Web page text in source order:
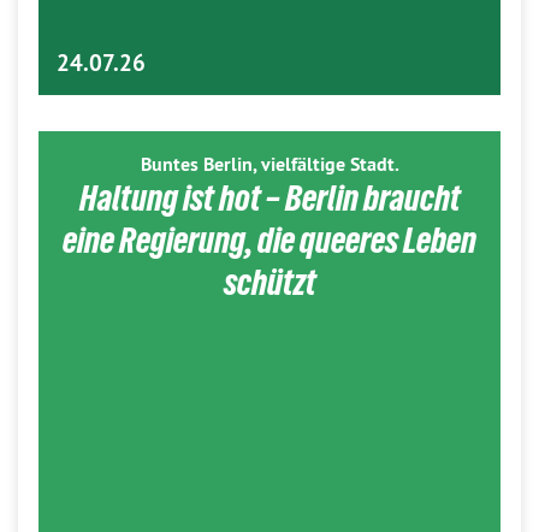
24.07.26
Buntes Berlin, vielfältige Stadt.
Haltung ist hot – Berlin braucht
eine Regierung, die queeres Leben
schützt